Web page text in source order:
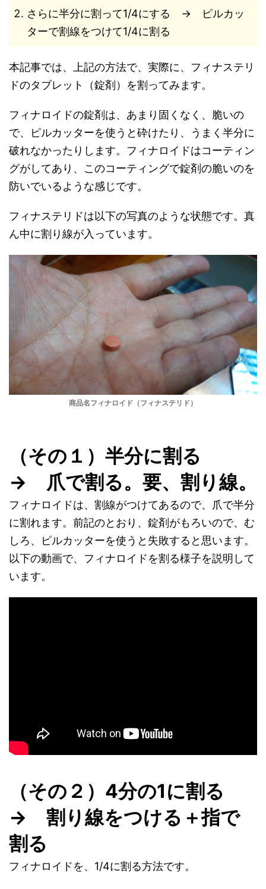
さらに半分に割って1/4にする → ピルカッ
ターで割線をつけて1/4に割る
本記事では、上記の方法で、実際に、フィナステリ
ドのタブレット（錠剤）を割ってみます。
フィナロイドの錠剤は、あまり固くなく、脆いの
で、ピルカッターを使うと砕けたり、うまく半分に
破れなかったりします。フィナロイドはコーティン
グがしてあり、このコーティングで錠剤の脆いのを
防いでいるような感じです。
フィナステリドは以下の写真のような状態です。真
ん中に割り線が入っています。
商品名フィナロイド（フィナステリド）
（その１）半分に割る
→ 爪で割る。要、割り線。
フィナロイドは、割線がつけてあるので、爪で半分
に割れます。前記のとおり、錠剤がもろいので、む
しろ、ピルカッターを使うと失敗すると思います。
以下の動画で、フィナロイドを割る様子を説明して
います。
（その２）4分の1に割る
→ 割り線をつける＋指で
割る
フィナロイドを、1/4に割る方法です。